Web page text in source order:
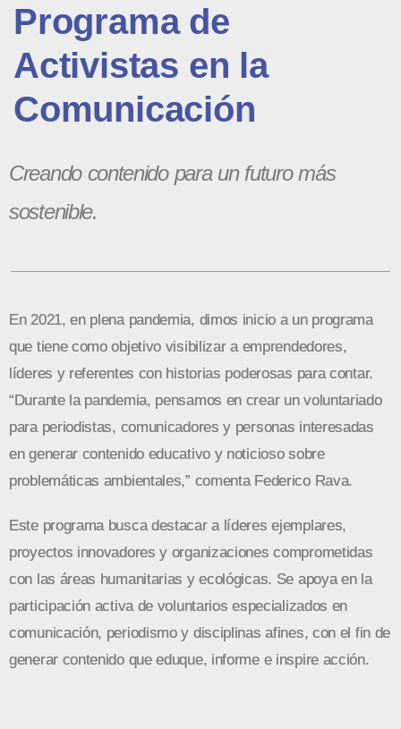
Programa de
Activistas en la
Comunicación
Creando contenido para un futuro más
sostenible.
En 2021, en plena pandemia, dimos inicio a un programa
que tiene como objetivo visibilizar a emprendedores,
líderes y referentes con historias poderosas para contar.
“Durante la pandemia, pensamos en crear un voluntariado
para periodistas, comunicadores y personas interesadas
en generar contenido educativo y noticioso sobre
problemáticas ambientales,” comenta Federico Rava.
Este programa busca destacar a líderes ejemplares,
proyectos innovadores y organizaciones comprometidas
con las áreas humanitarias y ecológicas. Se apoya en la
participación activa de voluntarios especializados en
comunicación, periodismo y disciplinas afines, con el fin de
generar contenido que eduque, informe e inspire acción.